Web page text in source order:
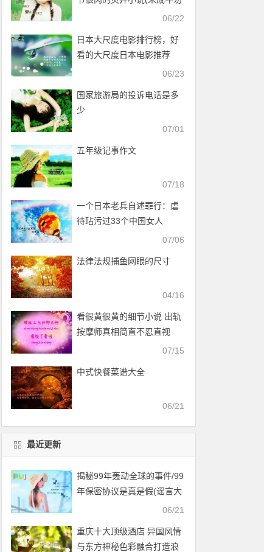
06/22
日本大尺度电影排行榜，好
看的大尺度日本电影推荐
06/23
国家旅游局的投诉电话是多
少
07/01
五年级记事作文
07/18
一个日本老兵自述罪行：虐
待玷污过33个中国女人
07/06
法律法规捕鱼网眼的尺寸
04/16
看很黄很黄的细节小说 出轨
按摩师真相简直不忍直视
07/15
中式快餐菜谱大全
06/21
最近更新
揭秘99年轰动全球的事件/99
年保密协议是真是假(谣言大
06/21
重庆十大顶级酒店 异国风情
与东方神秘色彩融合打造浪